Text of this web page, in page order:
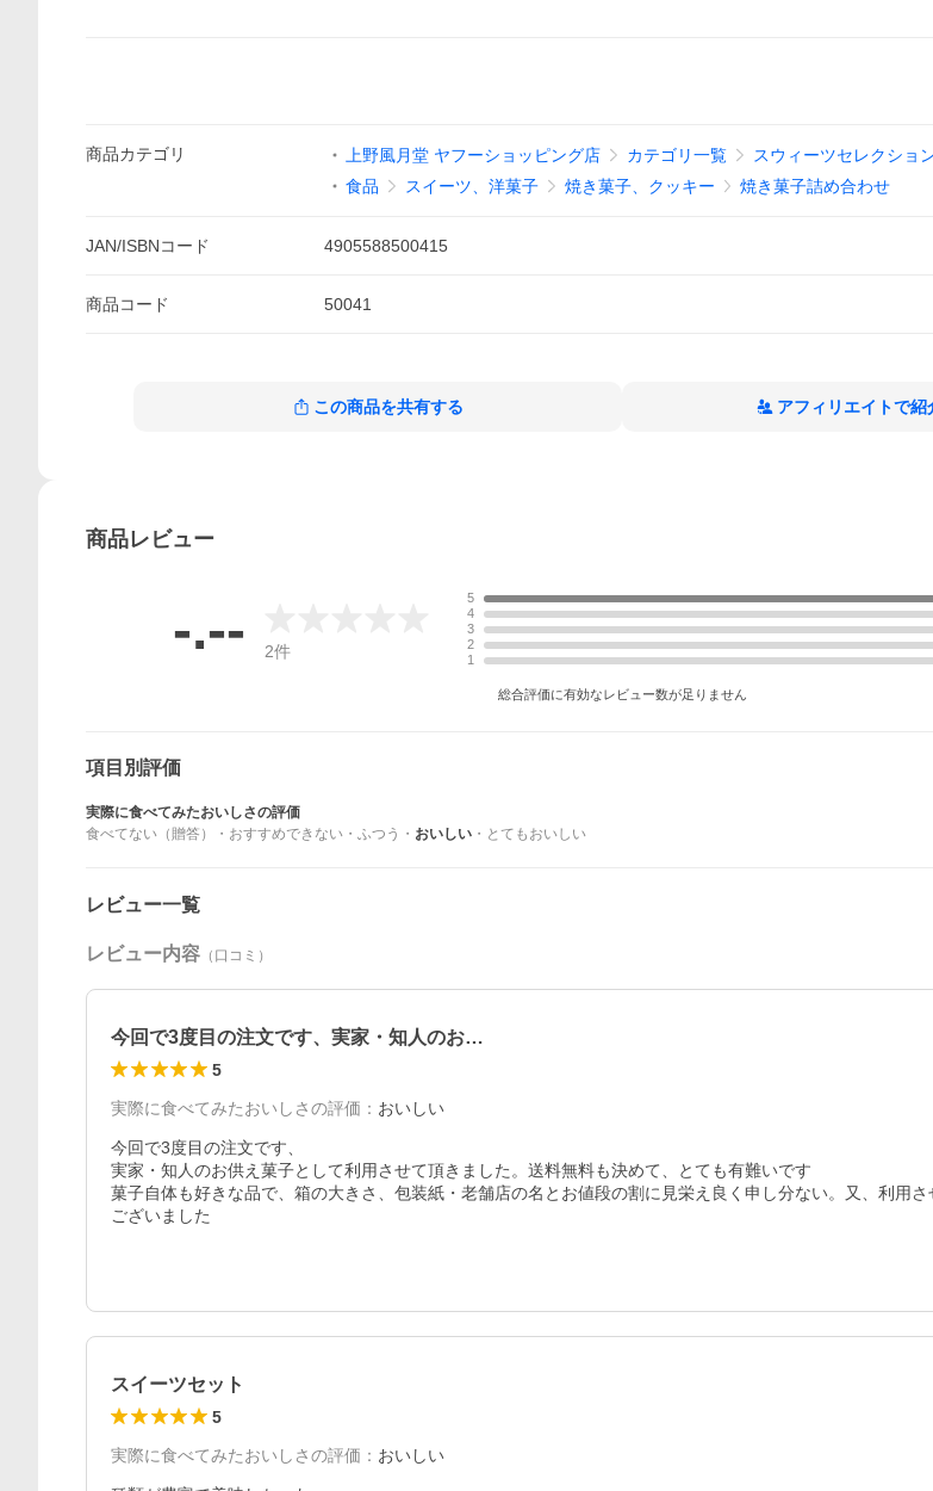
商品カテゴリ 上野風月堂 ヤフーショッピング店 カテゴリ一覧
スウィーツセレクショ
食品
スイーツ、洋菓子 焼き菓子、クッキー 焼き菓子詰め合わせ
JAN/ISBNコード 4905588500415
商品コード 50041
この商品を共有する アフィリエイトで紹
商品レビュー
-.-- 2件
5
4
3
2
1
総合評価に有効なレビュー数が足りません
項目別評価
実際に食べてみたおいしさの評価
食べてない（贈答）
・ おすすめできない ・ ふつう ・ おいしい ・ とてもおいしい
レビュー一覧
レビュー内容 （口コミ）
今回で3度目の注文です、実家・知人のお…
5
実際に食べてみたおいしさの評価 ： おいしい
今回で3度目の注文です、
実家・知人のお供え菓子として利用させて頂きました。送料無料も決めて、とても有難いです
菓子自体も好きな品で、箱の大きさ、包装紙・老舗店の名とお値段の割に見栄え良く申し分ない。又、利用さ
ございました
スイーツセット
5
実際に食べてみたおいしさの評価 ： おいしい